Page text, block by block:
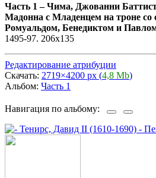
Часть 1 –Чима, Джованни
Мадонна с Младенцем на троне со
Ромуальдом, Бенедиктом и
1495-97. 206x135
Редактирование атрибуции
Скачать: 2719×4200 px (4,8 Mb)
Альбом: Часть 1
Навигация по альбому: